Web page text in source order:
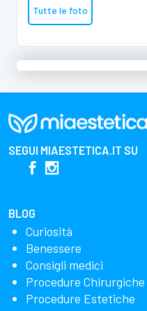
Tutte le foto
SEGUI MIAESTETICA.IT SU
BLOG
Curiosità
Benessere
Consigli medici
Procedure Chirurgiche
Procedure Estetiche